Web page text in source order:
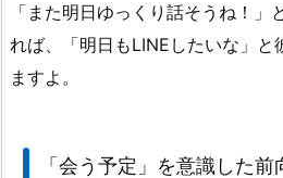
「また明日ゆっくり話そうね！
れば、「明日もLINEしたいな」と
ますよ。
「会う予定」を意識した